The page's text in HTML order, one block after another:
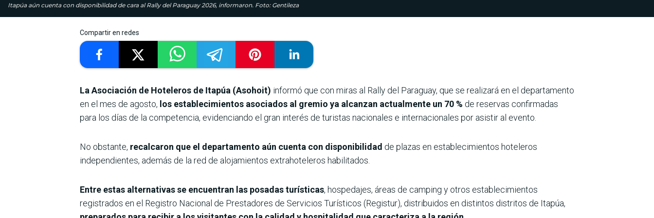
Itapúa aún cuenta con disponibilidad de cara al Rally del Paraguay 2026, informaron. Foto: Gentileza
Compartir en redes
La Asociación de Hoteleros de Itapúa (Asohoit) informó que con miras al Rally del Paraguay, que se realizará en el departamento
en el mes de agosto, los establecimientos asociados al gremio ya alcanzan actualmente un 70 % de reservas confirmadas
para los días de la competencia, evidenciando el gran interés de turistas nacionales e internacionales por asistir al evento.
No obstante, recalcaron que el departamento aún cuenta con disponibilidad de plazas en establecimientos hoteleros
independientes, además de la red de alojamientos extrahoteleros habilitados.
Entre estas alternativas se encuentran las posadas turísticas, hospedajes, áreas de camping y otros establecimientos
registrados en el Registro Nacional de Prestadores de Servicios Turísticos (Registur), distribuidos en distintos distritos de Itapúa,